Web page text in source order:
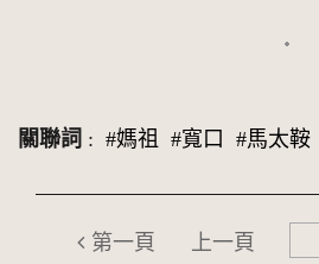
關聯詞 : #媽祖 #寬口 #馬太鞍
第一頁 上一頁